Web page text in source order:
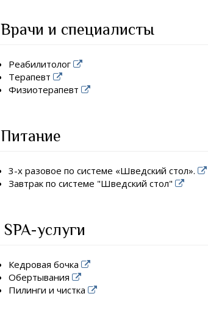
Врачи и специалисты
Реабилитолог
Терапевт
Физиотерапевт
Питание
3-х разовое по системе «Шведский стол».
Завтрак по системе "Шведский стол"
SPA-услуги
Кедровая бочка
Обертывания
Пилинги и чистка